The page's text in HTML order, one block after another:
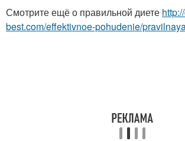
Смотрите ещё о правильной диете
best.com/effektivnoe-pohudenie/